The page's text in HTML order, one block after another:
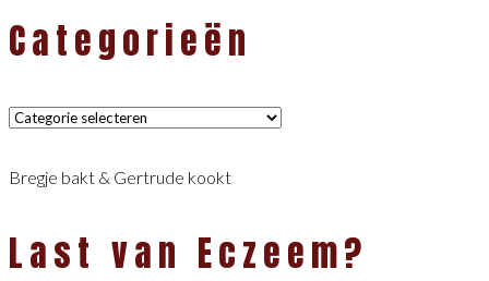
Categorieën
Categorieën
Bregje bakt & Gertrude kookt
Last van Eczeem?